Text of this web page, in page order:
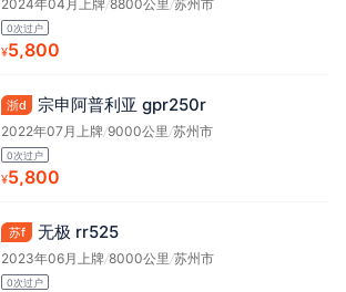
2024年04月上牌/8800公里/苏州市
0次过户
¥5,800
浙d 宗申阿普利亚 gpr250r
2022年07月上牌/9000公里/苏州市
0次过户
¥5,800
苏f 无极 rr525
2023年06月上牌/8000公里/苏州市
0次过户